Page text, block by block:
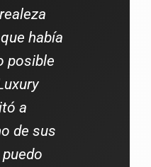
había
posible
a
de sus